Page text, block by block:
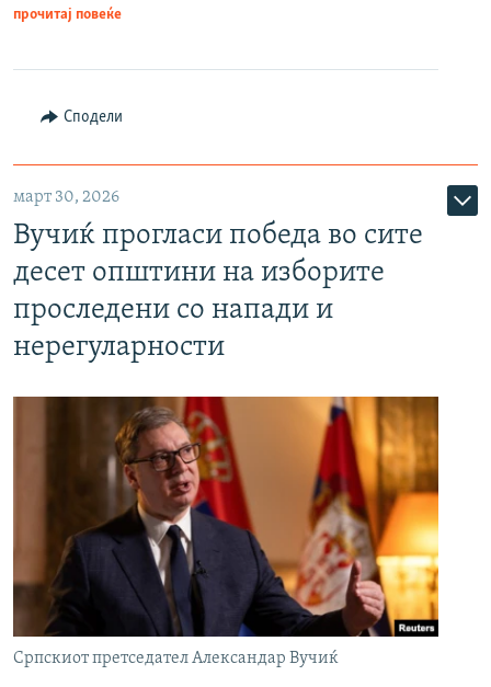
прочитај повеќе
Сподели
март 30, 2026
Вучиќ прогласи победа во сите
десет општини на изборите
проследени со напади и
нерегуларности
Српскиот претседател Александар Вучиќ